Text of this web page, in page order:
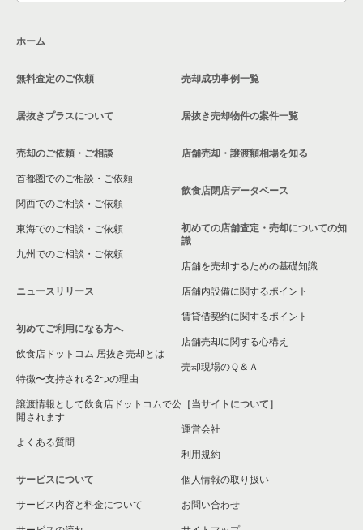
大阪府のカラオケ・パブ・スナックの居抜き売却物件の案件一
大阪府の洋食の居抜き売却物件の案件一覧
大阪府のその他の居抜き売却物件の案件一覧
ホーム
無料査定のご依頼
居抜きプラスについて
売却のご依頼・ご相談
首都圏でのご相談・ご依頼
関西でのご相談・ご依頼
東海でのご相談・ご依頼
九州でのご相談・ご依頼
ニュースリリース
初めてご利用になる方へ
飲食店ドットコム 居抜き売却とは
特徴〜支持される2つの理由
譲渡情報として飲食店ドットコムで公
開されます
よくある質問
サービスについて
サービス内容と料金について
売却成功事例一覧
居抜き売却物件の案件一覧
店舗売却・譲渡額相場を知る
飲食店閉店データベース
初めての店舗査定・売却についての知
識
店舗を売却するための基礎知識
店舗内設備に関するポイント
賃貸借契約に関するポイント
店舗売却に関する心構え
売却現場のＱ＆Ａ
［当サイトについて］
運営会社
利用規約
個人情報の取り扱い
お問い合わせ